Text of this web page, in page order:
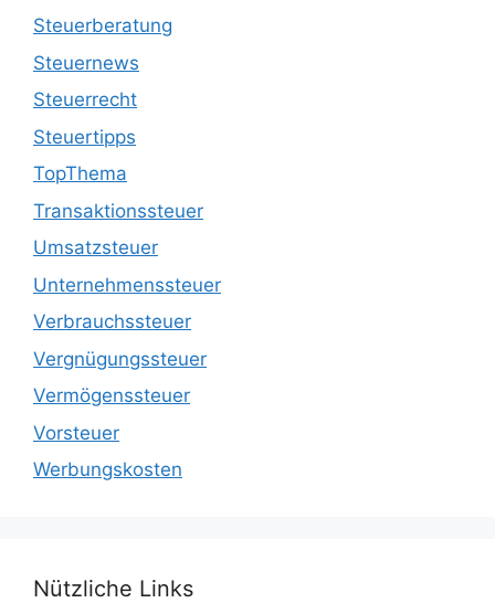
Steuerberatung
Steuernews
Steuerrecht
Steuertipps
TopThema
Transaktionssteuer
Umsatzsteuer
Unternehmenssteuer
Verbrauchssteuer
Vergnügungssteuer
Vermögenssteuer
Vorsteuer
Werbungskosten
Nützliche Links